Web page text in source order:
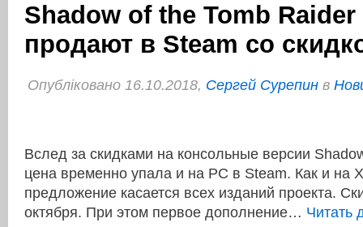
Shadow of the Tomb Raider
продают в Steam со
Опубліковано 16.10.2018, Сергей Сурепин в
Вслед за скидками на консольные версии
цена временно упала и на РС в Steam. Как и на
предложение касается всех изданий проекта.
октября. При этом первое дополнение… Читать